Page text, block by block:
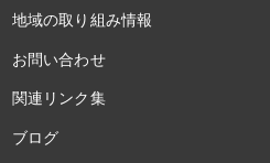
地域の取り組み情報
お問い合わせ
関連リンク集
ブログ